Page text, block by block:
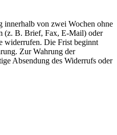
innerhalb von zwei Wochen ohne
(z. B. Brief, Fax, E-Mail) oder
widerrufen. Die Frist beginnt
Zur Wahrung der
Absendung des Widerrufs oder